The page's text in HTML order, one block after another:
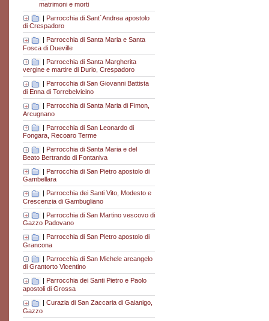
matrimoni e morti
| Parrocchia di Sant´Andrea apostolo
di Crespadoro
Parrocchia di Santa Maria e Santa
Fosca di Dueville
| Parrocchia di Santa Margherita
vergine e martire di Durlo, Crespadoro
Parrocchia di San Giovanni Battista
di Enna di Torrebelvicino
| Parrocchia di Santa Maria di Fimon,
Arcugnano
| Parrocchia di San Leonardo di
Fongara, Recoaro Terme
| Parrocchia di Santa Maria e del
Beato Bertrando di Fontaniva
| Parrocchia di San Pietro apostolo di
Gambellara
Parrocchia dei Santi Vito, Modesto e
Crescenzia di Gambugliano
| Parrocchia di San Martino vescovo di
Gazzo Padovano
Parrocchia di San Pietro apostolo di
Grancona
| Parrocchia di San Michele arcangelo
di Grantorto Vicentino
Parrocchia dei Santi Pietro e Paolo
apostoli di Grossa
| Curazia di San Zaccaria di Gaianigo,
Gazzo